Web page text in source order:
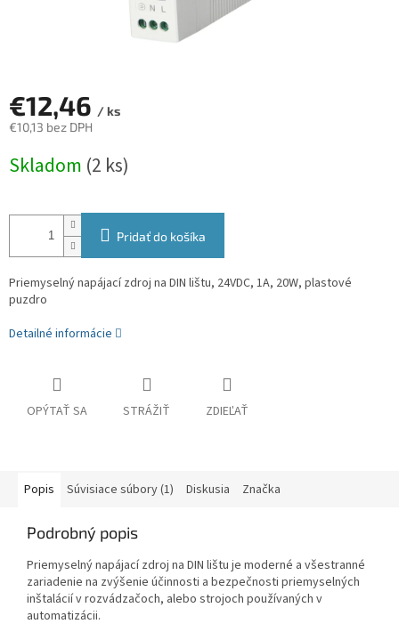
€12,46 / ks
€10,13 bez DPH
cena:
Skladom (2 ks)
Pridať do košíka
Priemyselný napájací zdroj na DIN lištu, 24VDC, 1A, 20W, plastové
puzdro
Detailné informácie
OPÝTAŤ SA STRÁŽIŤ ZDIEĽAŤ
Popis Súvisiace súbory (1) Diskusia Značka
Podrobný popis
Priemyselný napájací zdroj na DIN lištu je moderné a všestranné
zariadenie na zvýšenie účinnosti a bezpečnosti priemyselných
inštalácií v rozvádzačoch, alebo strojoch používaných v
automatizácii.